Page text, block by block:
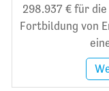
298.937 € für
Fortbildung von